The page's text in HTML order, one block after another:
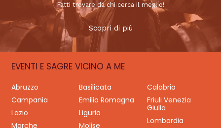
Fatti trovare da chi cerca il meglio!
Scopri di più
EVENTI E SAGRE VICINO A ME
Abruzzo Basilicata
Calabria
Campania
Emilia Romagna
Friuli Venezia
Giulia
Lazio
Liguria
Lombardia
Marche
Molise